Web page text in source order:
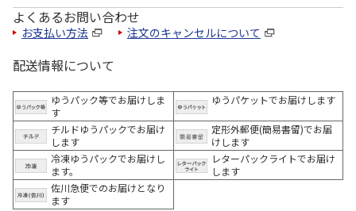
よくあるお問い合わせ
お支払い方法 注文のキャンセルについて
配送情報について
ゆうパック等でお届けしま
す
ゆうパケットでお届けします
チルドゆうパックでお届け
します
定形外郵便(簡易書留)でお届
けします
冷凍ゆうパックでお届けし
ます。
レターパックライトでお届け
します
佐川急便でのお届けとなり
ます